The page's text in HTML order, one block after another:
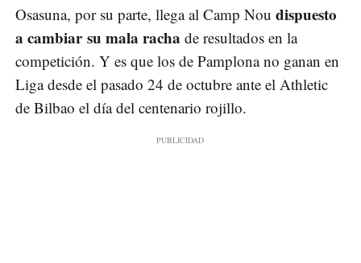
Osasuna, por su parte, llega al Camp Nou dispuesto
a cambiar su mala racha de resultados en la
competición. Y es que los de Pamplona no ganan en
Liga desde el pasado 24 de octubre ante el Athletic
de Bilbao el día del centenario rojillo.